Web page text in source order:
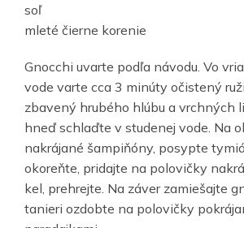
soľ
mleté čierne korenie
Gnocchi uvarte podľa návodu. Vo
vode varte cca 3 minúty očistený
zbavený hrubého hlúbu a vrchných
hneď schlaďte v studenej vode. Na
nakrájané šampiňóny, posypte
okoreňte, pridajte na polovičky
kel, prehrejte. Na záver zamiešajte
tanieri ozdobte na polovičky